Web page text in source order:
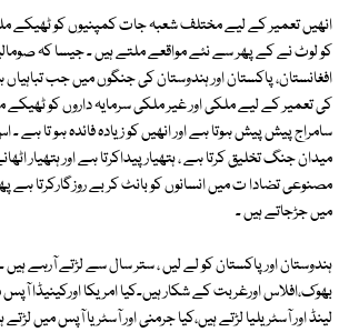
انھیں تعمیر کے لیے مختلف شعبہ جات کمپنیوں کو ٹھیکے
کو لوٹ نے کے پھر سے نئے مواقعے ملتے ہیں ۔ جیسا کہ
افغانستان، پاکستان اور ہندوستان کی جنگوں میں جب
کی تعمیر کے لیے ملکی اور غیر ملکی سرمایہ داروں کو
سامراج پیش پیش ہوتا ہے اور انھیں کو زیادہ فائدہ ہو تا ہے
میدان جنگ تخلیق کرتا ہے ، ہتھیار پیداکرتا ہے اور ہتھیار
مصنوعی تضادا ت میں انسانوں کو بانٹ کر بے روزگارکرتا ہے
میں جڑجاتے ہیں ۔
ہندوستان اور پاکستان کو لے لیں ، ستر سال سے لڑتے آرہے ہیں
بھوک،افلاس اورغربت کے شکار ہیں۔کیا امریکا اورکینیڈا آپس
لینڈ اور آسٹریلیا لڑتے ہیں،کیا جرمنی اور آسٹریا آپس میں